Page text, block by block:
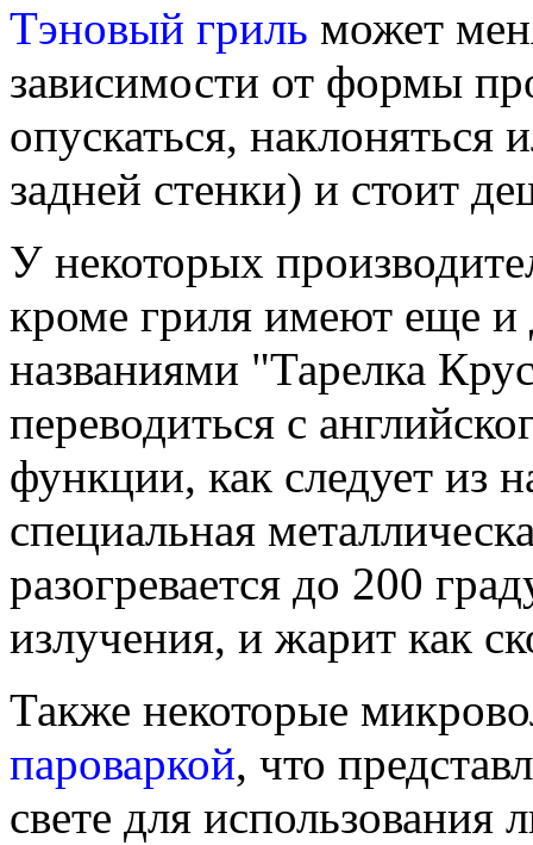
Тэновый гриль может
зависимости от формы
опускаться, наклоняться
задней стенки) и стоит
У некоторых
кроме гриля имеют еще
названиями "Тарелка
переводиться с
функции, как следует из
специальная
разогревается до 200
излучения, и жарит как
Также некоторые
пароваркой, что
свете для использования